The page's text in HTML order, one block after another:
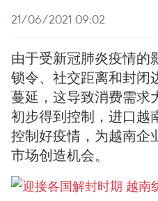
21/06/2021 09:02
由于受新冠肺炎疫情的
锁令、社交距离和封闭
蔓延，这导致消费需求
初步得到控制，进口越
控制好疫情，为越南企
市场创造机会。